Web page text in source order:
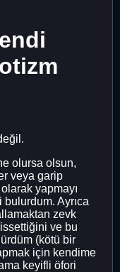
olursa olsun,
veya garip
yapmayı
Ayrıca
zevk
ve bu
(kötü bir
için kendime
keyifli öfori